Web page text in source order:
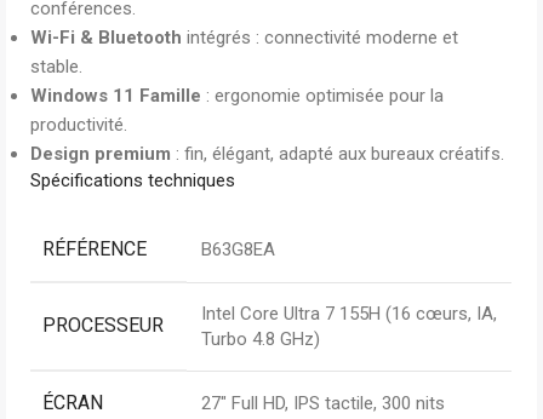
conférences.
Wi-Fi & Bluetooth intégrés : connectivité moderne et
stable.
Windows 11 Famille : ergonomie optimisée pour la
productivité.
Design premium : fin, élégant, adapté aux bureaux créatifs.
Spécifications techniques
RÉFÉRENCE B63G8EA
PROCESSEUR
Intel Core Ultra 7 155H (16 cœurs, IA,
Turbo 4.8 GHz)
ÉCRAN 27″ Full HD, IPS tactile, 300 nits